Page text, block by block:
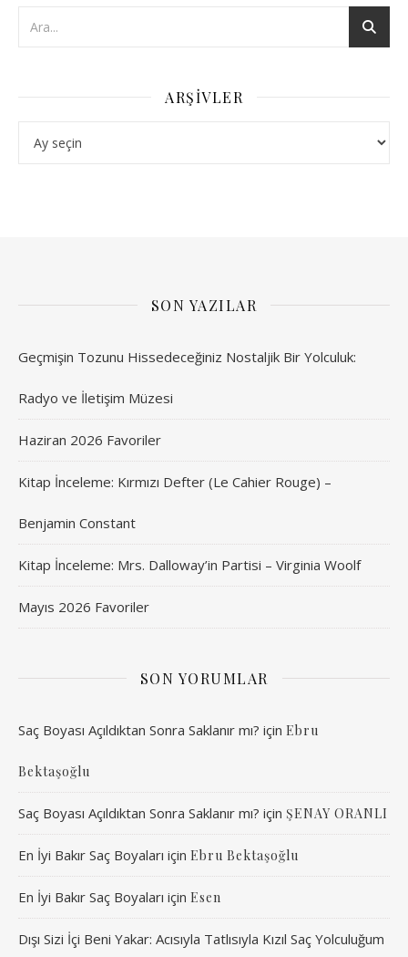
ARŞIVLER
SON YAZILAR
Geçmişin Tozunu Hissedeceğiniz Nostaljik Bir Yolculuk:
Radyo ve İletişim Müzesi
Haziran 2026 Favoriler
Kitap İnceleme: Kırmızı Defter (Le Cahier Rouge) –
Benjamin Constant
Kitap İnceleme: Mrs. Dalloway’in Partisi – Virginia Woolf
Mayıs 2026 Favoriler
SON YORUMLAR
Saç Boyası Açıldıktan Sonra Saklanır mı? için Ebru
Bektaşoğlu
Saç Boyası Açıldıktan Sonra Saklanır mı? için ŞENAY ORANLI
En İyi Bakır Saç Boyaları için Ebru Bektaşoğlu
En İyi Bakır Saç Boyaları için Esen
Dışı Sizi İçi Beni Yakar: Acısıyla Tatlısıyla Kızıl Saç Yolculuğum